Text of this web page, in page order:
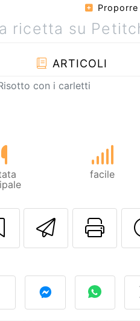
ARTICOLI
con i carletti
facile
Invia